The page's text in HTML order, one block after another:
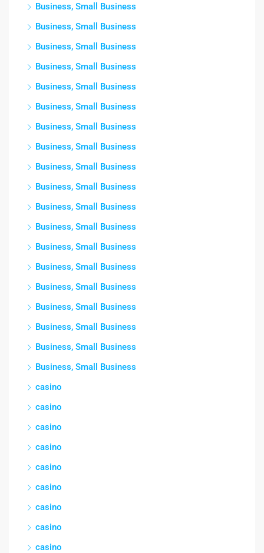
Business, Small Business
Business, Small Business
Business, Small Business
Business, Small Business
Business, Small Business
Business, Small Business
Business, Small Business
Business, Small Business
Business, Small Business
Business, Small Business
Business, Small Business
Business, Small Business
Business, Small Business
Business, Small Business
Business, Small Business
Business, Small Business
Business, Small Business
Business, Small Business
Business, Small Business
casino
casino
casino
casino
casino
casino
casino
casino
casino